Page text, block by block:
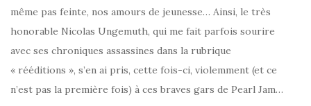
même pas feinte, nos amours de jeunesse… Ainsi, le très
honorable Nicolas Ungemuth, qui me fait parfois sourire
avec ses chroniques assassines dans la rubrique
« rééditions », s’en ai pris, cette fois-ci, violemment (et ce
n’est pas la première fois) à ces braves gars de Pearl Jam…